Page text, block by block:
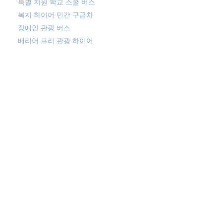
특별 지원 학교 스쿨 버스
복지 하이어·민간 구급차
장애인 관광 버스
​배리어 프리 관광 하이어